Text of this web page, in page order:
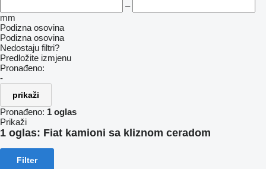
–
mm
Podizna osovina
Podizna osovina
Nedostaju filtri?
Predložite izmjenu
Pronađeno:
-
prikaži
Pronađeno: 1 oglas
Prikaži
1 oglas: Fiat kamioni sa kliznom ceradom
Filter